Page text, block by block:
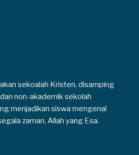
sekoalah Kristen, disamping
non-akademik sekolah
menjadikan siswa mengenal
zaman, Allah yang Esa.